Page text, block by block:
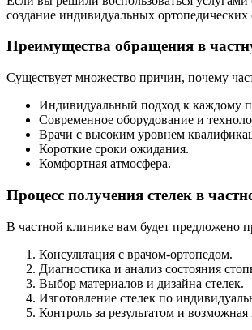
создание индивидуальных
Преимущества обращения в
Существует множество причин, почему
Индивидуальный подход к каждому
Современное оборудование и
Врачи с высоким уровнем
Короткие сроки ожидания.
Комфортная атмосфера.
Процесс получения стелек в
В частной клинике вам будет предложено
Консультация с врачом-ортопедом.
Диагностика и анализ состояния
Выбор материалов и дизайна стелек.
Изготовление стелек по
Контроль за результатом и возможная